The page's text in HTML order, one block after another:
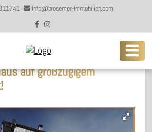
info@brosemer-immobilien.com
mit Zukunft:
Wohn- und
auf großzügigem